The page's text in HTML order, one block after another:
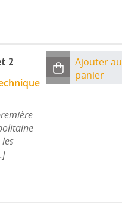
2
Ajouter au
panier